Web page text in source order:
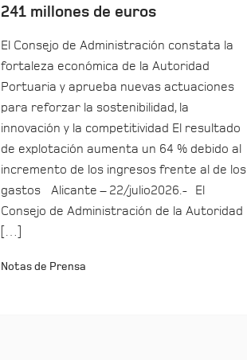
241 millones de euros
El Consejo de Administración constata la
fortaleza económica de la Autoridad
Portuaria y aprueba nuevas actuaciones
para reforzar la sostenibilidad, la
innovación y la competitividad El resultado
de explotación aumenta un 64 % debido al
incremento de los ingresos frente al de los
gastos Alicante – 22/julio2026.- El
Consejo de Administración de la Autoridad
Notas de Prensa